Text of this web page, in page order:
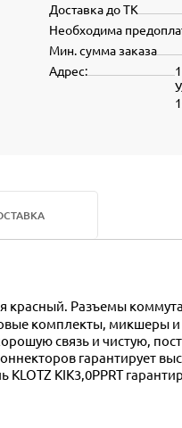
Доставка до ТК
Необходима
Мин. сумма заказа
Адрес:
комплекты, микшеры
связь и чистую,
гарантирует
KIK3,0PPRT